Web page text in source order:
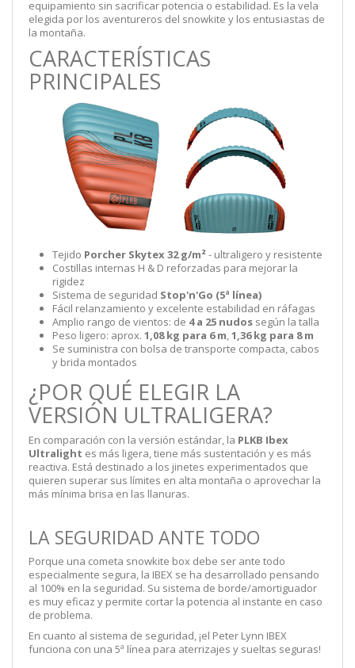
equipamiento sin sacrificar potencia o estabilidad. Es la vela
elegida por los aventureros del snowkite y los entusiastas de
la montaña.
CARACTERÍSTICAS
PRINCIPALES
Tejido Porcher Skytex 32 g/m²- ultraligero y resistente
Costillas internas H & D reforzadas para mejorar la
rigidez
Sistema de seguridad Stop'n'Go (5ª línea)
Fácil relanzamiento y excelente estabilidad en ráfagas
Amplio rango de vientos: de 4 a 25 nudos según la talla
Peso ligero: aprox. 1,08 kg para 6 m,1,36 kg para 8 m
Se suministra con bolsa de transporte compacta, cabos
y brida montados
¿POR QUÉ ELEGIR LA
VERSIÓN ULTRALIGERA?
En comparación con la versión estándar, la PLKB Ibex
Ultralight es más ligera, tiene más sustentación y es más
reactiva. Está destinado a los jinetes experimentados que
quieren superar sus límites en alta montaña o aprovechar la
más mínima brisa en las llanuras.
LA SEGURIDAD ANTE TODO
Porque una cometa snowkite box debe ser ante todo
especialmente segura, la IBEX se ha desarrollado pensando
al 100% en la seguridad. Su sistema de borde/amortiguador
es muy eficaz y permite cortar la potencia al instante en caso
de problema.
En cuanto al sistema de seguridad, ¡el Peter Lynn IBEX
funciona con una 5ª línea para aterrizajes y sueltas seguras!